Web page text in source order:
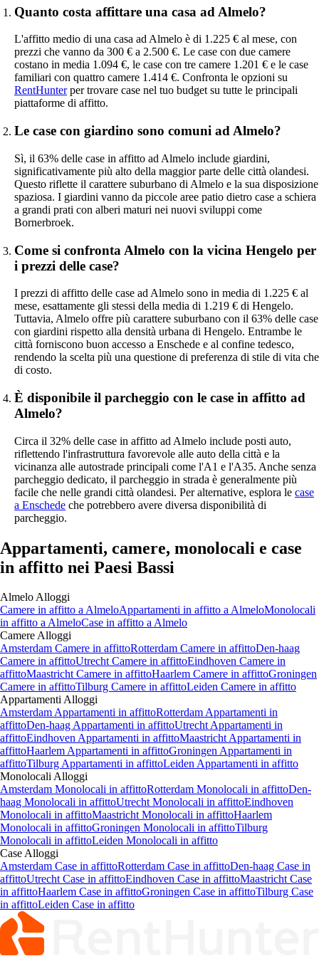
Quanto costa affittare una casa ad Almelo?
L'affitto medio di una casa ad Almelo è di 1.225 € al mese, con
prezzi che vanno da 300 € a 2.500 €. Le case con due camere
costano in media 1.094 €, le case con tre camere 1.201 € e le case
familiari con quattro camere 1.414 €. Confronta le opzioni su
RentHunterper trovare case nel tuo budget su tutte le principali
piattaforme di affitto.
Le case con giardino sono comuni ad Almelo?
Sì, il 63% delle case in affitto ad Almelo include giardini,
significativamente più alto della maggior parte delle città olandesi.
Questo riflette il carattere suburbano di Almelo e la sua disposizione
spaziosa. I giardini vanno da piccole aree patio dietro case a schiera
a grandi prati con alberi maturi nei nuovi sviluppi come
Bornerbroek.
Come si confronta Almelo con la vicina Hengelo per
i prezzi delle case?
I prezzi di affitto delle case ad Almelo sono in media di 1.225 € al
mese, esattamente gli stessi della media di 1.219 € di Hengelo.
Tuttavia, Almelo offre più carattere suburbano con il 63% delle case
con giardini rispetto alla densità urbana di Hengelo. Entrambe le
città forniscono buon accesso a Enschede e al confine tedesco,
rendendo la scelta più una questione di preferenza di stile di vita che
di costo.
È disponibile il parcheggio con le case in affitto ad
Almelo?
Circa il 32% delle case in affitto ad Almelo include posti auto,
riflettendo l'infrastruttura favorevole alle auto della città e la
vicinanza alle autostrade principali come l'A1 e l'A35. Anche senza
parcheggio dedicato, il parcheggio in strada è generalmente più
facile che nelle grandi città olandesi. Per alternative, esplora le case
a Enschede che potrebbero avere diversa disponibilità di
parcheggio.
Appartamenti, camere, monolocali e case
in affitto nei Paesi Bassi
AlmeloAlloggi
Camere in affitto aAlmeloAppartamenti in affitto aAlmeloMonolocali
in affitto aAlmeloCase in affitto aAlmelo
CamereAlloggi
Amsterdam Camere in affittoRotterdam Camere in affittoDen-haag
Camere in affittoUtrecht Camere in affittoEindhoven Camere in
affittoMaastricht Camere in affittoHaarlem Camere in affittoGroningen
Camere in affittoTilburg Camere in affittoLeiden Camere in affitto
AppartamentiAlloggi
Amsterdam Appartamenti in affittoRotterdam Appartamenti in
affittoDen-haag Appartamenti in affittoUtrecht Appartamenti in
affittoEindhoven Appartamenti in affittoMaastricht Appartamenti in
affittoHaarlem Appartamenti in affittoGroningen Appartamenti in
affittoTilburg Appartamenti in affittoLeiden Appartamenti in affitto
MonolocaliAlloggi
Amsterdam Monolocali in affittoRotterdam Monolocali in affittoDen-
haag Monolocali in affittoUtrecht Monolocali in affittoEindhoven
Monolocali in affittoMaastricht Monolocali in affittoHaarlem
Monolocali in affittoGroningen Monolocali in affittoTilburg
Monolocali in affittoLeiden Monolocali in affitto
CaseAlloggi
Amsterdam Case in affittoRotterdam Case in affittoDen-haag Case in
affittoUtrecht Case in affittoEindhoven Case in affittoMaastricht Case
in affittoHaarlem Case in affittoGroningen Case in affittoTilburg Case
in affittoLeiden Case in affitto